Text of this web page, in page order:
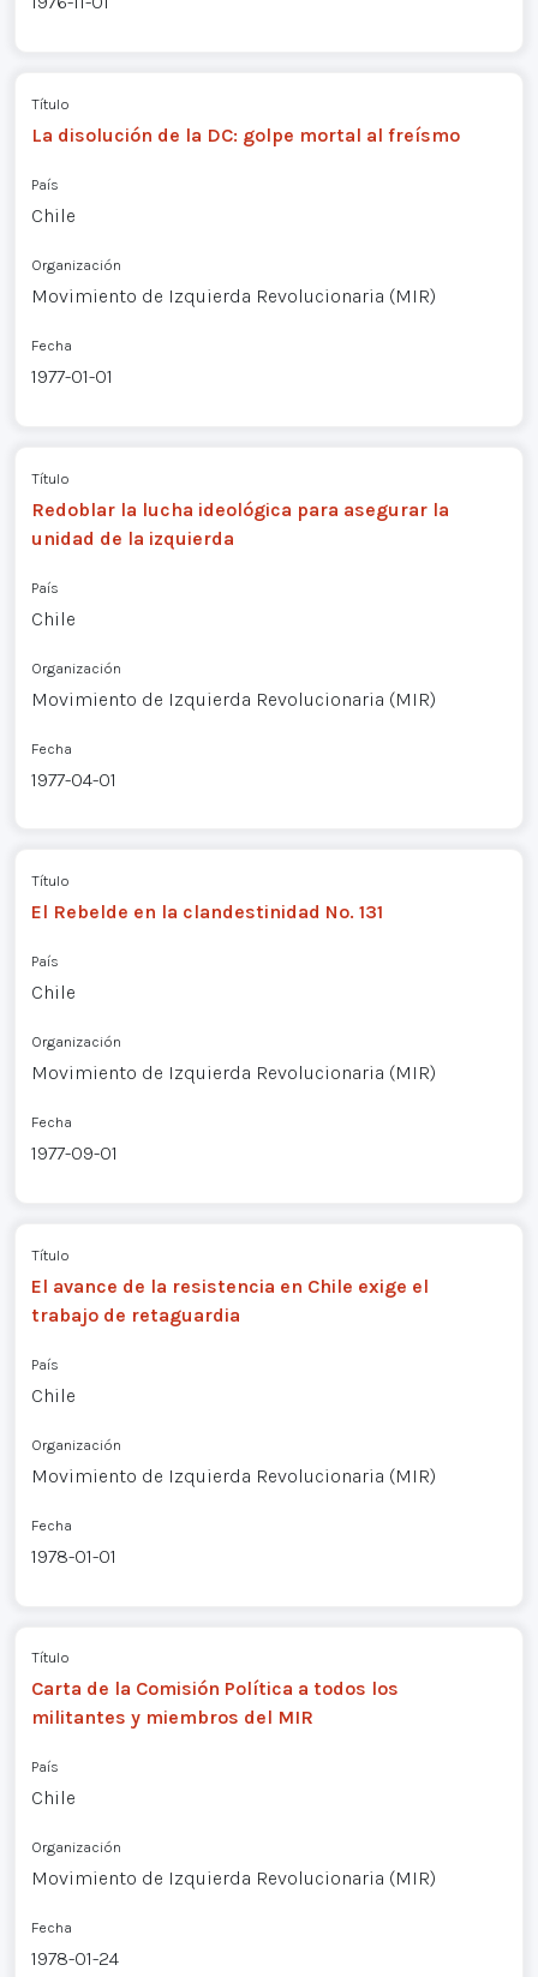
Título
La disolución de la DC: golpe mortal al freísmo
País
Chile
Organización
Movimiento de Izquierda Revolucionaria (MIR)
Fecha
1977-01-01
Título
Redoblar la lucha ideológica para asegurar la
unidad de la izquierda
País
Chile
Organización
Movimiento de Izquierda Revolucionaria (MIR)
Fecha
1977-04-01
Título
El Rebelde en la clandestinidad No. 131
País
Chile
Organización
Movimiento de Izquierda Revolucionaria (MIR)
Fecha
1977-09-01
Título
El avance de la resistencia en Chile exige el
trabajo de retaguardia
País
Chile
Organización
Movimiento de Izquierda Revolucionaria (MIR)
Fecha
1978-01-01
Título
Carta de la Comisión Política a todos los
militantes y miembros del MIR
País
Chile
Organización
Movimiento de Izquierda Revolucionaria (MIR)
Fecha
1978-01-24